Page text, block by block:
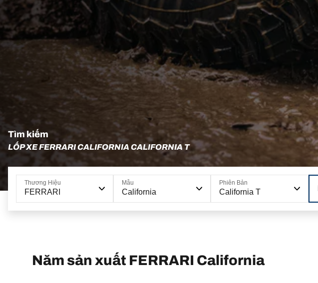
Tìm kiếm
LỐP XE FERRARI CALIFORNIA CALIFORNIA T
Thương Hiệu
FERRARI
Mẫu
California
Phiên Bản
California T
Năm sản xuất FERRARI California